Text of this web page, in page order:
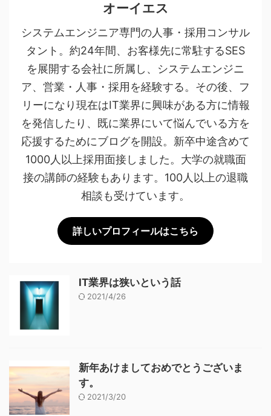
オーイエス
システムエンジニア専門の人事・採用コンサル
タント。約24年間、お客様先に常駐するSES
を展開する会社に所属し、システムエンジニ
ア、営業・人事・採用を経験する。その後、フ
リーになり現在はIT業界に興味がある方に情報
を発信したり、既に業界にいて悩んでいる方を
応援するためにブログを開設。新卒中途含めて
1000人以上採用面接しました。大学の就職面
接の講師の経験もあります。100人以上の退職
相談も受けています。
詳しいプロフィールはこちら
IT業界は狭いという話
2021/4/26
新年あけましておめでとうございま
す。
2021/3/20